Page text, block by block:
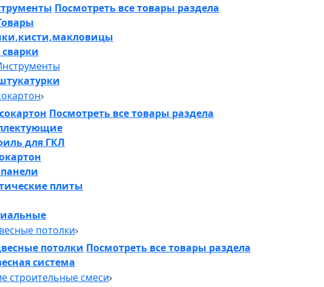
Посмотреть все товары раздела
Посмотреть все товары раздела
для ГКЛ
плиты
потолки
потолки Посмотреть все товары раздела
система
строительные смеси